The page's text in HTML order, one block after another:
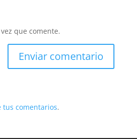
que comente.
tus comentarios.